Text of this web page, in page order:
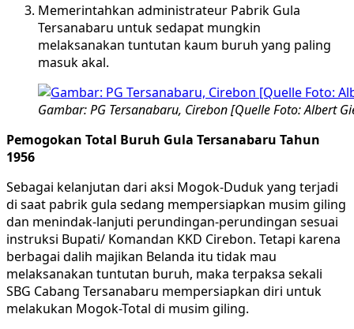
Memerintahkan administrateur Pabrik Gula
Tersanabaru untuk sedapat mungkin
melaksanakan tuntutan kaum buruh yang paling
masuk akal.
Gambar: PG Tersanabaru, Cirebon [Quelle Foto: Albert
Pemogokan Total Buruh Gula Tersanabaru Tahun
1956
Sebagai kelanjutan dari aksi Mogok-Duduk yang terjadi
di saat pabrik gula sedang mempersiapkan musim giling
dan menindak-lanjuti perundingan-perundingan sesuai
instruksi Bupati/ Komandan KKD Cirebon. Tetapi karena
berbagai dalih majikan Belanda itu tidak mau
melaksanakan tuntutan buruh, maka terpaksa sekali
SBG Cabang Tersanabaru mempersiapkan diri untuk
melakukan Mogok-Total di musim giling.